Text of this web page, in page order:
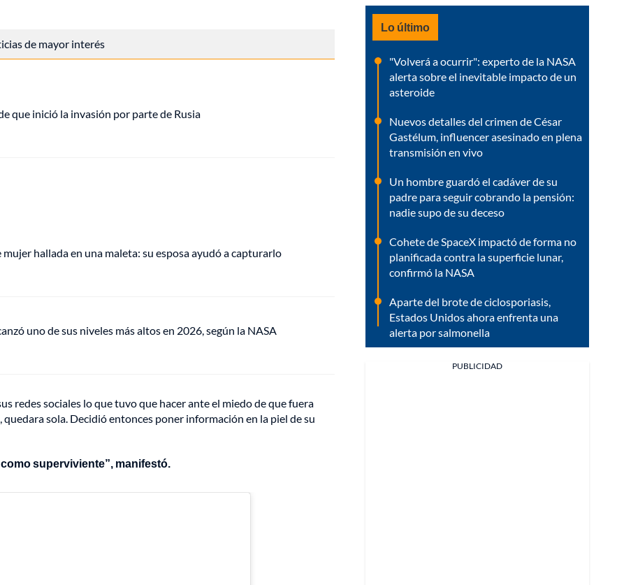
de mayor interés
que inició la invasión por parte de Rusia
hallada en una maleta: su esposa ayudó a capturarlo
uno de sus niveles más altos en 2026, según la NASA
redes sociales lo que tuvo que hacer ante el miedo de que fuera
sola. Decidió entonces poner información en la piel de su
superviviente”, manifestó.
Lo último
"Volverá a ocurrir": experto de la NASA
alerta sobre el inevitable impacto de un
asteroide
Nuevos detalles del crimen de César
Gastélum, influencer asesinado en plena
transmisión en vivo
Un hombre guardó el cadáver de su
padre para seguir cobrando la pensión:
nadie supo de su deceso
Cohete de SpaceX impactó de forma no
planificada contra la superficie lunar,
confirmó la NASA
Aparte del brote de ciclosporiasis,
Estados Unidos ahora enfrenta una
alerta por salmonella
PUBLICIDAD